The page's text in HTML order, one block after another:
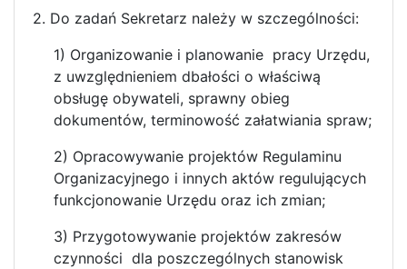
2. Do zadań Sekretarz należy w szczególności:
1) Organizowanie i planowanie pracy Urzędu,
z uwzględnieniem dbałości o właściwą
obsługę obywateli, sprawny obieg
dokumentów, terminowość załatwiania spraw;
2) Opracowywanie projektów Regulaminu
Organizacyjnego i innych aktów regulujących
funkcjonowanie Urzędu oraz ich zmian;
3) Przygotowywanie projektów zakresów
czynności dla poszczególnych stanowisk